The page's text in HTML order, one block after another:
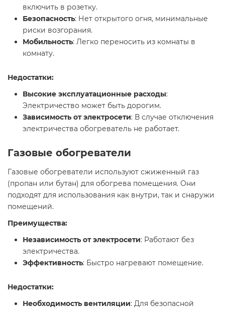
включить в розетку.
Безопасность: Нет открытого огня, минимальные
риски возгорания.
Мобильность: Легко переносить из комнаты в
комнату.
Недостатки:
Высокие эксплуатационные расходы:
Электричество может быть дорогим.
Зависимость от электросети: В случае отключения
электричества обогреватель не работает.
Газовые обогреватели
Газовые обогреватели используют сжиженный газ
(пропан или бутан) для обогрева помещения. Они
подходят для использования как внутри, так и снаружи
помещений.
Преимущества:
Независимость от электросети: Работают без
электричества.
Эффективность: Быстро нагревают помещение.
Недостатки:
Необходимость вентиляции: Для безопасной